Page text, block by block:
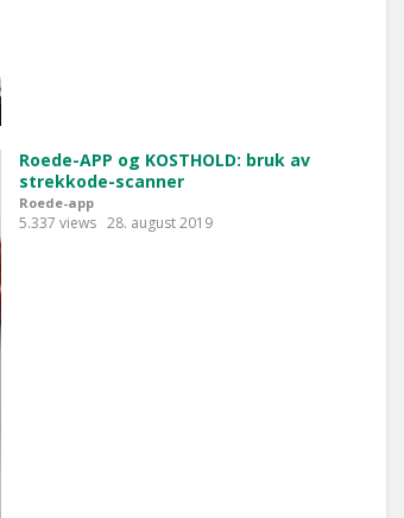
Roede-APP og KOSTHOLD: bruk av
strekkode-scanner
Roede-app
5.337 views 28. august 2019